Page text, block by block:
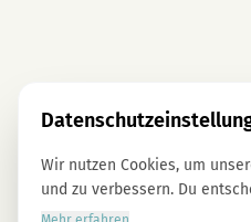
Wir nutzen Cookies, um
und zu verbessern. Du